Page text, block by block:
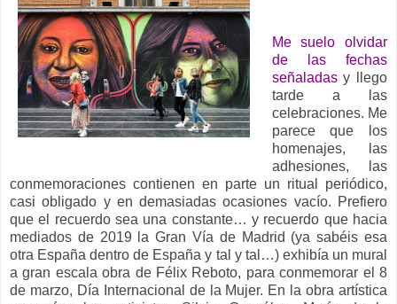
Me suelo olvidar
de las fechas
señaladasy llego
tarde a las
celebraciones. Me
parece que los
homenajes, las
adhesiones, las
conmemoraciones contienen en parte un ritual periódico,
casi obligado y en demasiadas ocasiones vacío. Prefiero
que el recuerdo sea una constante… y recuerdo que hacia
mediados de 2019 la Gran Vía de Madrid (ya sabéis esa
otra España dentro de España y tal y tal…) exhibía un mural
a gran escala obra de Félix Reboto, para conmemorar el 8
de marzo, Día Internacional de la Mujer. En la obra artística